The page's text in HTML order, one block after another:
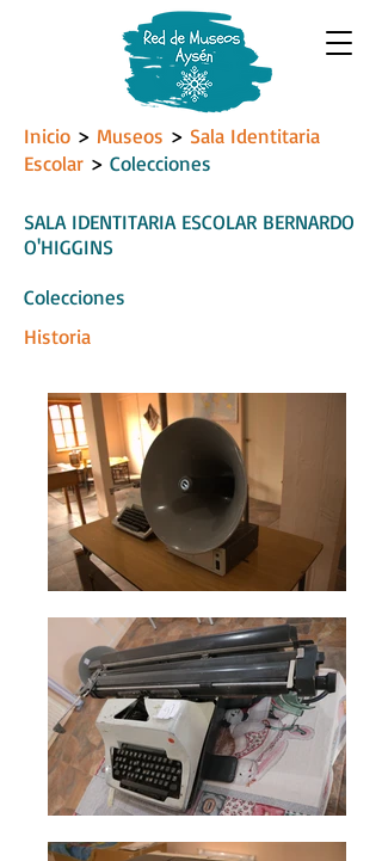
Inicio > Museos > Sala Identitaria
Escolar > Colecciones
SALA IDENTITARIA ESCOLAR BERNARDO
O'HIGGINS
Colecciones
Historia